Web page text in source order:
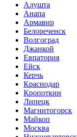
Алушта
Анапа
Армавир
Белореченск
Волгоград
Джанкой
Евпатория
Ейск
Керчь
Краснодар
Кропоткин
Липецк
Магнитогорск
Майкоп
Москва